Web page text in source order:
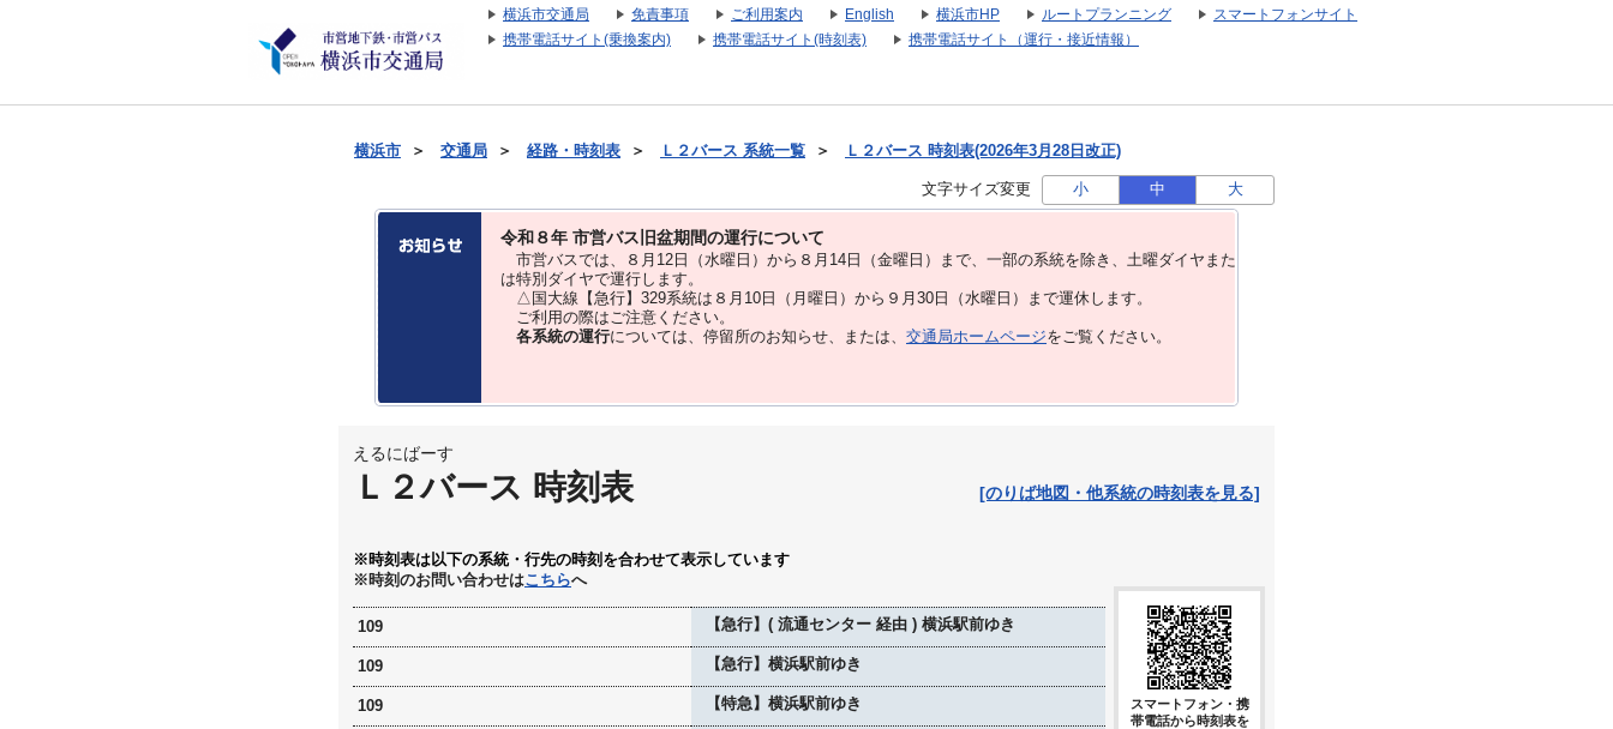
横浜市交通局 免責事項 ご利用案内 English 横浜市HP ルートプランニング
スマートフォンサイト
携帯電話サイト(乗換案内)
携帯電話サイト(時刻表) 携帯電話サイト（運行・接近情報）
横浜市 ＞ 交通局 ＞ 経路・時刻表 ＞ Ｌ２バース 系統一覧 ＞ Ｌ２バース 時刻表(2026年3月28日改正)
文字サイズ変更 小 中 大
令和８年 市営バス旧盆期間の運行について
市営バスでは、８⽉12⽇（水曜日）から８⽉14⽇（金曜日）まで、⼀部の系統を除き、⼟曜ダイヤまた
は特別ダイヤで運⾏します。
△国大線【急行】329系統は８月10日（月曜日）から９月30日（水曜日）まで運休します。
ご利用の際はご注意ください。
各系統の運行については、停留所のお知らせ、または、 交通局ホームページをご覧ください。
えるにばーす
Ｌ２バース 時刻表 [のりば地図・他系統の時刻表を見る]
※時刻表は以下の系統・行先の時刻を合わせて表示しています
※時刻のお問い合わせはこちらへ
109 【急行】( 流通センター 経由 ) 横浜駅前ゆき
109 【急行】横浜駅前ゆき
109 【特急】横浜駅前ゆき
スマートフォン・携
帯電話から時刻表を